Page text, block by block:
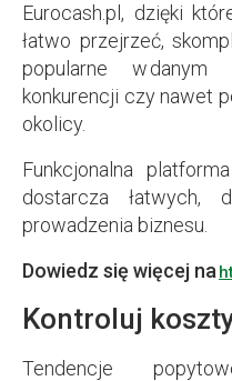
Eurocash.pl, dzięki
łatwo przejrzeć,
popularne w
konkurencji czy nawet
okolicy.
Funkcjonalna
dostarcza łatwych,
prowadzenia biznesu.
Dowiedz się więcej na
Kontroluj
Tendencje